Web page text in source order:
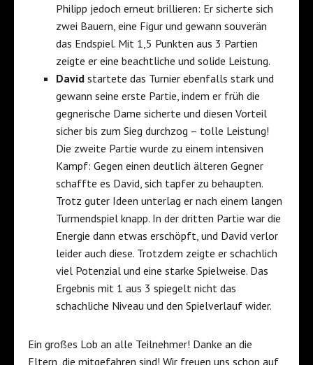
Philipp jedoch erneut brillieren: Er sicherte sich
zwei Bauern, eine Figur und gewann souverän
das Endspiel. Mit 1,5 Punkten aus 3 Partien
zeigte er eine beachtliche und solide Leistung.
David startete das Turnier ebenfalls stark und
gewann seine erste Partie, indem er früh die
gegnerische Dame sicherte und diesen Vorteil
sicher bis zum Sieg durchzog – tolle Leistung!
Die zweite Partie wurde zu einem intensiven
Kampf: Gegen einen deutlich älteren Gegner
schaffte es David, sich tapfer zu behaupten.
Trotz guter Ideen unterlag er nach einem langen
Turmendspiel knapp. In der dritten Partie war die
Energie dann etwas erschöpft, und David verlor
leider auch diese. Trotzdem zeigte er schachlich
viel Potenzial und eine starke Spielweise. Das
Ergebnis mit 1 aus 3 spiegelt nicht das
schachliche Niveau und den Spielverlauf wider.
Ein großes Lob an alle Teilnehmer! Danke an die
Eltern, die mitgefahren sind! Wir freuen uns schon auf